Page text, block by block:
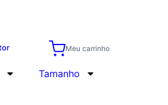
Meu carrinho
Tamanho